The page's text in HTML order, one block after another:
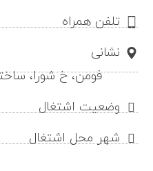
تلفن همراه
نشانی
فومن، خ شورا،
وضعیت اشتغال
شهر محل اشتغال